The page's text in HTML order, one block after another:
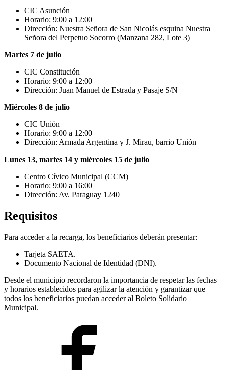
CIC Asunción
Horario: 9:00 a 12:00
Dirección: Nuestra Señora de San Nicolás esquina Nuestra
Señora del Perpetuo Socorro (Manzana 282, Lote 3)
Martes 7 de julio
CIC Constitución
Horario: 9:00 a 12:00
Dirección: Juan Manuel de Estrada y Pasaje S/N
Miércoles 8 de julio
CIC Unión
Horario: 9:00 a 12:00
Dirección: Armada Argentina y J. Mirau, barrio Unión
Lunes 13, martes 14 y miércoles 15 de julio
Centro Cívico Municipal (CCM)
Horario: 9:00 a 16:00
Dirección: Av. Paraguay 1240
Requisitos
Para acceder a la recarga, los beneficiarios deberán presentar:
Tarjeta SAETA.
Documento Nacional de Identidad (DNI).
Desde el municipio recordaron la importancia de respetar las fechas
y horarios establecidos para agilizar la atención y garantizar que
todos los beneficiarios puedan acceder al Boleto Solidario
Municipal.